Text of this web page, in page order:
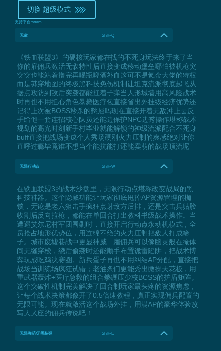
切换 超级模式
支持平台:steam
无敌 Shift+Q
《铁血联盟3》的硬核玩家都在找的不死身玩法终于来了当
你的雇佣兵激活无敌特性后直接变成移动堡垒哪怕被机枪突
突突也能站着撸完再喝瓶啤酒补血这可不是氪金大佬的特权
而是莽穿地图的终极黑科技免伤机制让坦克流派彻底起飞从
据点攻防到敌后突袭都能扛着子弹当人形城墙用高风险战术
时再也不用担心角色暴毙医疗包直接省出外挂级经济优势还
记得上次被BOSS秒杀的憋屈吗现在直接开着无敌冲上去反
手给他一套连招核心队员还能边保护NPC边秀操作堪称战术
规划的高光时刻新手村毕业就能解锁的神级流派配合不死身
buff直接把战场变成个人秀场硬刚火力压制的爽感绝对让你
直呼过瘾毕竟谁不想当个能抗能打还能卖萌的战场顶流呢
无限行动点 Shift+W
在铁血联盟3的战术沙盘里，无限行动点堪称改变战局的黑
科技神器。这个隐藏功能让玩家彻底甩掉AP资源管理的枷
锁，无论是老六狙击手疯狂点射敌方后排，还是突击兵贴脸
收割后反向拉枪，都能在单回合打出教科书级战术操作。当
遭遇艾尔尼村军团围剿时，直接开启行动点永动机模式，全
员抢占地形优势位，用连绵不绝的火力压制把敌人打成筛
子。城市废墟巷战中更显神威，雇佣兵可以像幽灵般在掩体
间无缝穿梭，绕后偷袭时还能顺手布置诡雷陷阱，把战术博
弈玩成吃鸡决赛圈。新兵蛋子再也不用纠结AP分配，直接把
战场当训练场疯狂试错；老油条们更能秀出微操天花板，用
重武器轰炸+医疗急救的组合拳碾压少校BOSS的护盾矩阵。
这个突破性机制完美解决了回合制玩家最头疼的资源焦虑，
让每个战术决策都像开了0.5倍速教程，真正实现佣兵配置的
无限可能。现在就激活这个战场外挂，用满AP的豪华体验改
写大犬座的佣兵传说吧！
无限弹药/无需装弹 Shift+E